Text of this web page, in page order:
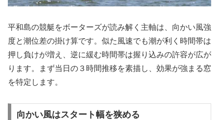
平和島の競艇をボーターズが読み解く主軸は、向かい風強
度と潮位差の掛け算です。似た風速でも潮が利く時間帯は
押し負けが増え、逆に緩む時間帯は握り込みの許容が広が
ります。まず当日の３時間推移を素描し、効果が強まる窓
を特定します。
向かい風はスタート幅を狭める